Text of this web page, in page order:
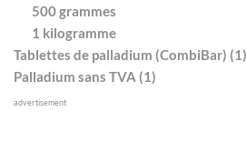
500 grammes
1 kilogramme
Tablettes de palladium (CombiBar) (1)
Palladium sans TVA (1)
advertisement